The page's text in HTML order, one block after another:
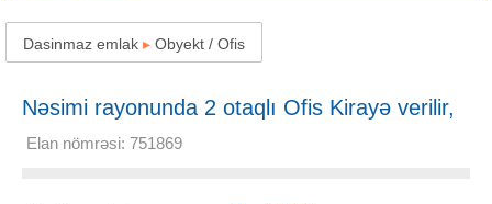
Dasinmaz emlak ▸ Obyekt / Ofis
Nəsimi rayonunda 2 otaqlı Ofis Kirayə verilir,
43 m²
Elan nömrəsi: 751869